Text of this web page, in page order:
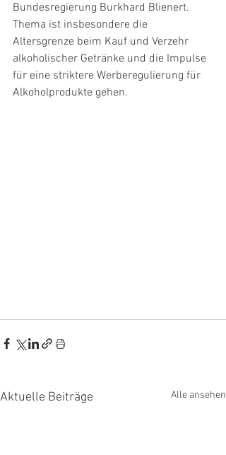
Bundesregierung Burkhard Blienert.
Thema ist insbesondere die
Altersgrenze beim Kauf und Verzehr
alkoholischer Getränke und die Impulse
für eine striktere Werberegulierung für
Alkoholprodukte gehen.
Aktuelle Beiträge Alle ansehen